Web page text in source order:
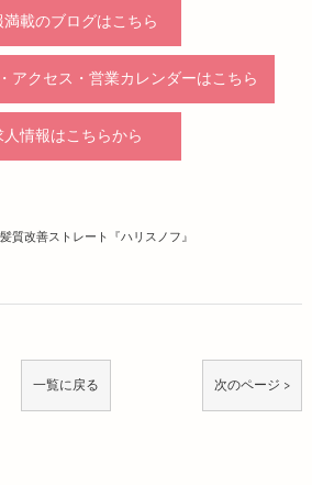
載のブログはこちら
アクセス・営業カレンダーはこちら
人情報はこちらから
髪質改善ストレート『ハリスノフ』
一覧に戻る 次のページ >